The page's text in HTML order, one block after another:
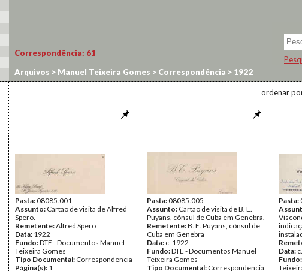
Correspondência: 61
Arquivos > Manuel Teixeira Gomes > Correspondência > 1922
ordenar
Pasta:08085.001
Assunto: Cartão de visita de Alfred
Spero.
Remetente:Alfred Spero
Data: 1922
Fundo:DTE - Documentos Manuel
Teixeira Gomes
Tipo Documental: Correspondencia
Página(s): 1
Pasta:08085.005
Assunto: Cartão de visita de B. E.
Puyans, cônsul de Cuba em Genebra.
Remetente:B. E. Puyans, cônsul de
Cuba em Genebra
Data: c. 1922
Fundo:DTE - Documentos Manuel
Teixeira Gomes
Tipo Documental: Correspondencia
Pasta:
Data:
Fundo: